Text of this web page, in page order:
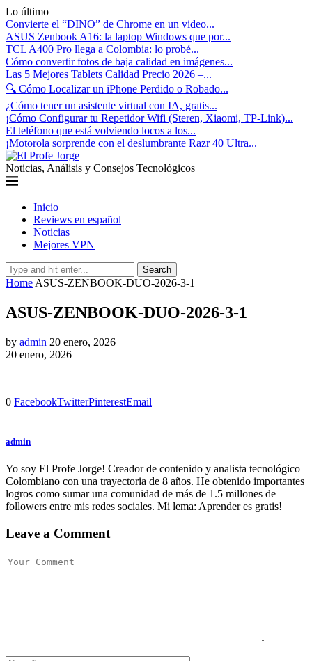
Lo último
Convierte el “DINO” de Chrome en un video...
ASUS Zenbook A16: la laptop Windows que por...
TCL A400 Pro llega a Colombia: lo probé...
Cómo convertir fotos de baja calidad en imágenes...
Las 5 Mejores Tablets Calidad Precio 2026 –...
🔍 Cómo Localizar un iPhone Perdido o Robado...
¿Cómo tener un asistente virtual con IA, gratis...
¡Cómo Configurar tu Repetidor Wifi (Steren, Xiaomi, TP-Link)...
El teléfono que está volviendo locos a los...
¡Motorola sorprende con el deslumbrante Razr 40 Ultra...
Noticias, Análisis y Consejos Tecnológicos
Inicio
Reviews en español
Noticias
Mejores VPN
Search
Home ASUS-ZENBOOK-DUO-2026-3-1
ASUS-ZENBOOK-DUO-2026-3-1
by admin 20 enero, 2026
20 enero, 2026
0 FacebookTwitterPinterestEmail
admin
Yo soy El Profe Jorge! Creador de contenido y analista tecnológico
Colombiano con una trayectoria de 8 años. He obtenido importantes
logros como sumar una comunidad de más de 1.5 millones de
followers entre mis redes sociales. Mi lema: Aprender es gratis!
Leave a Comment